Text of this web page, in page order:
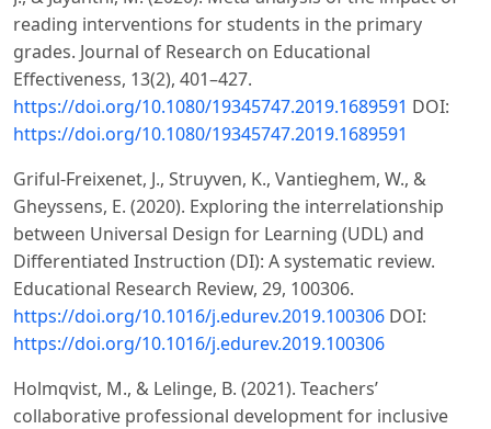
reading interventions for students in the primary
grades. Journal of Research on Educational
Effectiveness, 13(2), 401–427.
https://doi.org/10.1080/19345747.2019.1689591 DOI:
https://doi.org/10.1080/19345747.2019.1689591
Griful-Freixenet, J., Struyven, K., Vantieghem, W., &
Gheyssens, E. (2020). Exploring the interrelationship
between Universal Design for Learning (UDL) and
Differentiated Instruction (DI): A systematic review.
Educational Research Review, 29, 100306.
https://doi.org/10.1016/j.edurev.2019.100306 DOI:
https://doi.org/10.1016/j.edurev.2019.100306
Holmqvist, M., & Lelinge, B. (2021). Teachers’
collaborative professional development for inclusive